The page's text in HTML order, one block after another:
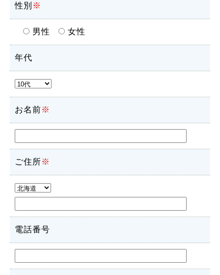
性別 ※
男性 女性
年代
お名前※
ご住所※
電話番号